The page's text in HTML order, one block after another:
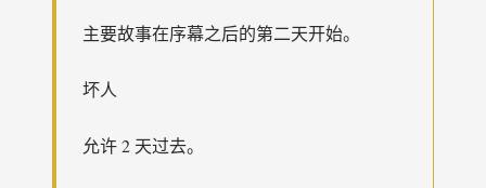
主要故事在序幕之后的第二天开始。
坏人
允许 2 天过去。